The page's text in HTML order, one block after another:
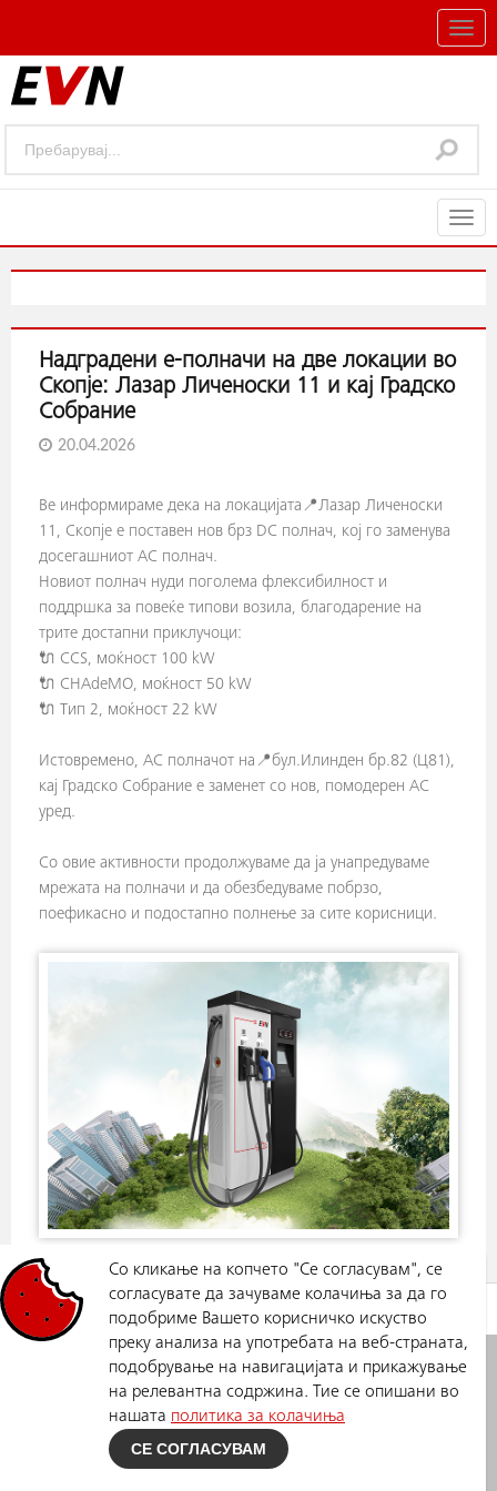
Надградени е-полначи на две локации во
Скопје: Лазар Личеноски 11 и кај Градско
Собрание
20.04.2026
Ве информираме дека на локацијата📍Лазар Личеноски
11, Скопје е поставен нов брз DC полнач, кој го заменува
досегашниот AC полнач.
Новиот полнач нуди поголема флексибилност и
поддршка за повеќе типови возила, благодарение на
трите достапни приклучоци:
🔌 CCS, моќност 100 kW
🔌 CHAdeMO, моќност 50 kW
🔌 Tип 2, моќност 22 kW
Истовремено, AC полначот на📍бул.Илинден бр.82 (Ц81),
кај Градско Собрание е заменет со нов, помодерен AC
уред.
Со овие активности продолжуваме да ја унапредуваме
мрежата на полначи и да обезбедуваме побрзо,
поефикасно и подостапно полнење за сите корисници.
НОВОСТИ НАДГРАДЕНИ Е-ПОЛНАЧИ НА ДВЕ ЛОКАЦИИ ВО СКОПЈЕ: ЛАЗАР ЛИЧЕНОСКИ 11 И КАЈ
ГРАДСКО СОБРАНИЕ
ЕВН Македонија
Електроснабдување ДООЕЛ
Ул. Лазар Личеноски бр.11,
Политика за приватност
Со кликање на копчето "Се согласувам", се
согласувате да зачуваме колачиња за да го
подобриме Вашето корисничко искуство
преку анализа на употребата на веб-страната,
подобрување на навигацијата и прикажување
на релевантна содржина. Тие се опишани во
нашата политика за колачиња
СЕ СОГЛАСУВАМ